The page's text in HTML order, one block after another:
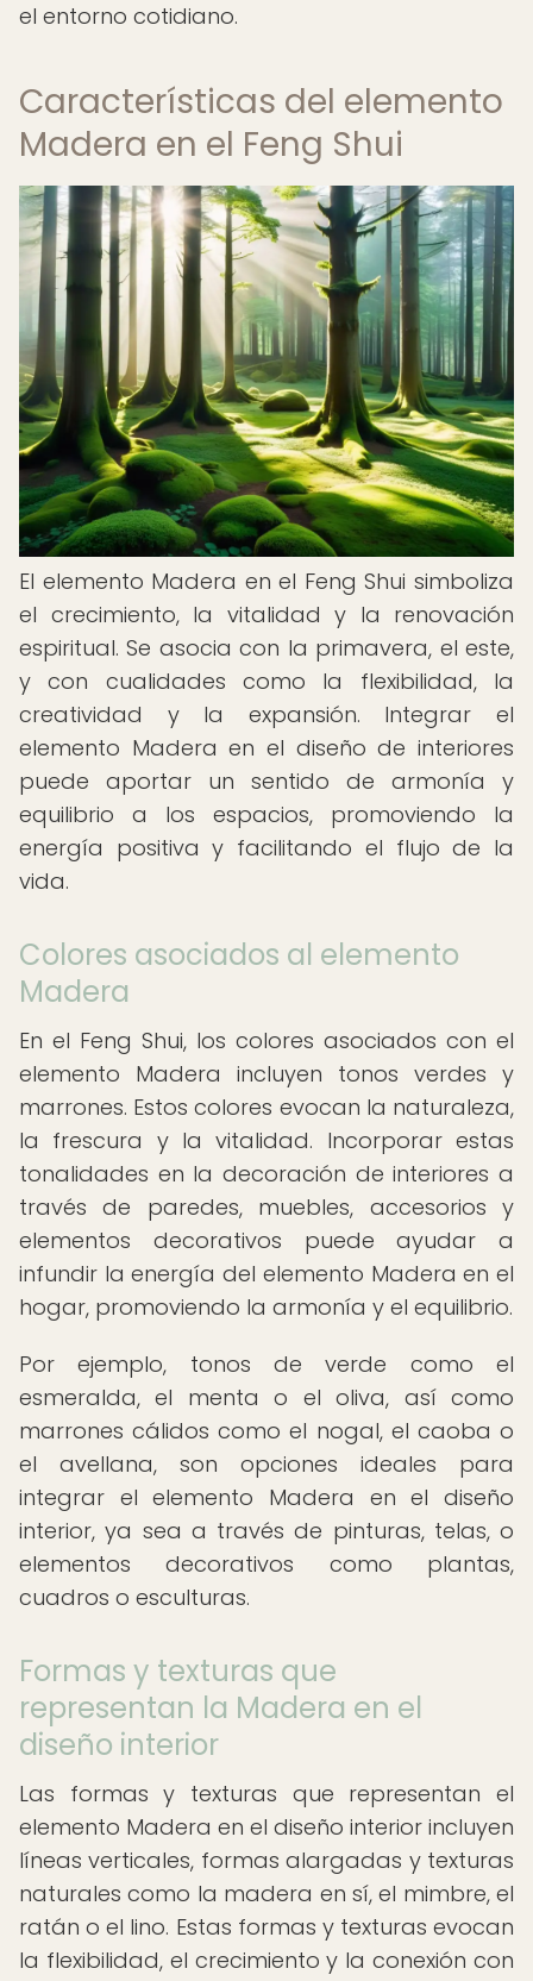
el entorno cotidiano.
Características del elemento
Madera en el Feng Shui
El elemento Madera en el Feng Shui simboliza
el crecimiento, la vitalidad y la renovación
espiritual. Se asocia con la primavera, el este,
y con cualidades como la flexibilidad, la
creatividad y la expansión. Integrar el
elemento Madera en el diseño de interiores
puede aportar un sentido de armonía y
equilibrio a los espacios, promoviendo la
energía positiva y facilitando el flujo de la
vida.
Colores asociados al elemento
Madera
En el Feng Shui, los colores asociados con el
elemento Madera incluyen tonos verdes y
marrones. Estos colores evocan la naturaleza,
la frescura y la vitalidad. Incorporar estas
tonalidades en la decoración de interiores a
través de paredes, muebles, accesorios y
elementos decorativos puede ayudar a
infundir la energía del elemento Madera en el
hogar, promoviendo la armonía y el equilibrio.
Por ejemplo, tonos de verde como el
esmeralda, el menta o el oliva, así como
marrones cálidos como el nogal, el caoba o
el avellana, son opciones ideales para
integrar el elemento Madera en el diseño
interior, ya sea a través de pinturas, telas, o
elementos decorativos como plantas,
cuadros o esculturas.
Formas y texturas que
representan la Madera en el
diseño interior
Las formas y texturas que representan el
elemento Madera en el diseño interior incluyen
líneas verticales, formas alargadas y texturas
naturales como la madera en sí, el mimbre, el
ratán o el lino. Estas formas y texturas evocan
la flexibilidad, el crecimiento y la conexión con